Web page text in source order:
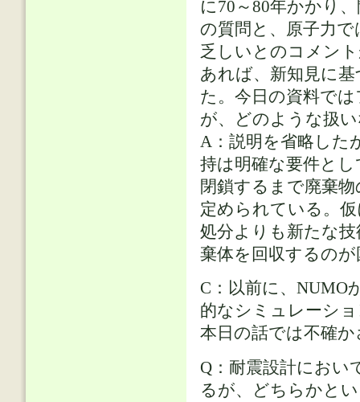
に70～80年かかり
の質問と、原子力
乏しいとのコメン
あれば、新知見に
た。今日の資料で
が、どのような扱
A：説明を省略した
持は明確な要件と
閉鎖するまで廃棄
定められている。
処分よりも新たな
棄体を回収するの
C：以前に、NUMO
的なシミュレーシ
本日の話では不確
Q：耐震設計におい
るが、どちらかと